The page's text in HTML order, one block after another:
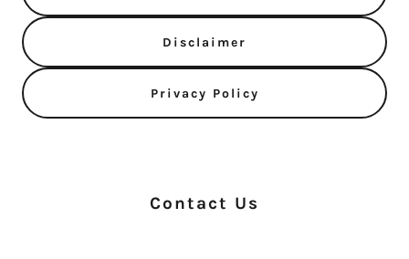
Disclaimer
Privacy Policy
Contact Us